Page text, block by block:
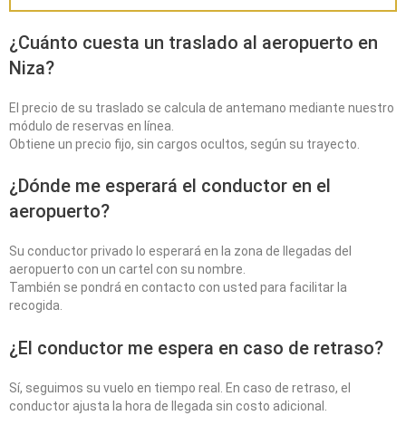
¿Cuánto cuesta un traslado al aeropuerto en
Niza?
El precio de su traslado se calcula de antemano mediante nuestro
módulo de reservas en línea.
Obtiene un precio fijo, sin cargos ocultos, según su trayecto.
¿Dónde me esperará el conductor en el
aeropuerto?
Su conductor privado lo esperará en la zona de llegadas del
aeropuerto con un cartel con su nombre.
También se pondrá en contacto con usted para facilitar la
recogida.
¿El conductor me espera en caso de retraso?
Sí, seguimos su vuelo en tiempo real. En caso de retraso, el
conductor ajusta la hora de llegada sin costo adicional.